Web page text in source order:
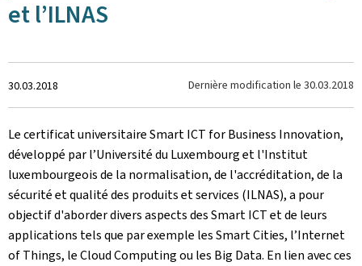
et l’ILNAS
Crée
le
30.03.2018 Dernière modification le 30.03.2018
Le certificat universitaire Smart ICT for Business Innovation,
développé par l’Université du Luxembourg et l'Institut
luxembourgeois de la normalisation, de l'accréditation, de la
sécurité et qualité des produits et services (ILNAS), a pour
objectif d'aborder divers aspects des Smart ICT et de leurs
applications tels que par exemple les Smart Cities, l’Internet
of Things, le Cloud Computing ou les Big Data. En lien avec ces